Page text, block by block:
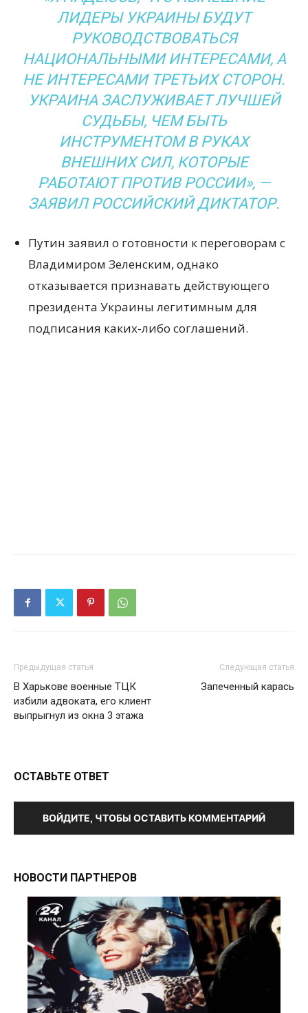
ЛИДЕРЫ УКРАИНЫ БУДУТ
РУКОВОДСТВОВАТЬСЯ
НАЦИОНАЛЬНЫМИ ИНТЕРЕСАМИ, А
НЕ ИНТЕРЕСАМИ ТРЕТЬИХ СТОРОН.
УКРАИНА ЗАСЛУЖИВАЕТ ЛУЧШЕЙ
СУДЬБЫ, ЧЕМ БЫТЬ
ИНСТРУМЕНТОМ В РУКАХ
ВНЕШНИХ СИЛ, КОТОРЫЕ
РАБОТАЮТ ПРОТИВ РОССИИ», —
ЗАЯВИЛ РОССИЙСКИЙ ДИКТАТОР.
Путин заявил о готовности к переговорам с
Владимиром Зеленским, однако
отказывается признавать действующего
президента Украины легитимным для
подписания каких-либо соглашений.
Предыдущая статья
В Харькове военные ТЦК
избили адвоката, его клиент
выпрыгнул из окна 3 этажа
Следующая статья
Запеченный карась
ОСТАВЬТЕ ОТВЕТ
ВОЙДИТЕ, ЧТОБЫ ОСТАВИТЬ КОММЕНТАРИЙ
НОВОСТИ ПАРТНЕРОВ